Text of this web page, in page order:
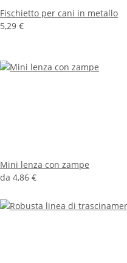
Fischietto per cani in metallo
5,29 €
Mini lenza con zampe
da 4,86 €